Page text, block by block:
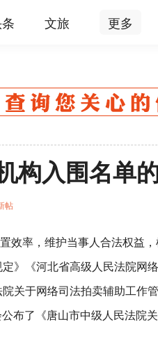
文旅 更多
构入围名单
帖
率，维护当事人合法权益，
》《河北省高级人民法院网
关于网络司法拍卖辅助工作
布了《唐山市中级人民法院